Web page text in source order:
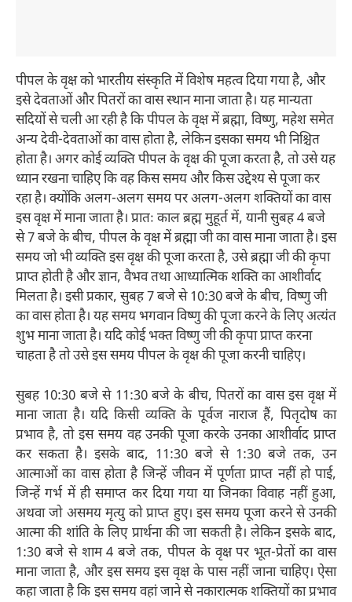
पीपल के वृक्ष को भारतीय संस्कृति में विशेष महत्व दिया गया है, और
इसे देवताओं और पितरों का वास स्थान माना जाता है। यह मान्यता
सदियों से चली आ रही है कि पीपल के वृक्ष में ब्रह्मा, विष्णु, महेश समेत
अन्य देवी-देवताओं का वास होता है, लेकिन इसका समय भी निश्चित
होता है। अगर कोई व्यक्ति पीपल के वृक्ष की पूजा करता है, तो उसे यह
ध्यान रखना चाहिए कि वह किस समय और किस उद्देश्य से पूजा कर
रहा है। क्योंकि अलग-अलग समय पर अलग-अलग शक्तियों का वास
इस वृक्ष में माना जाता है। प्रातः काल ब्रह्म मुहूर्त में, यानी सुबह 4 बजे
से 7 बजे के बीच, पीपल के वृक्ष में ब्रह्मा जी का वास माना जाता है। इस
समय जो भी व्यक्ति इस वृक्ष की पूजा करता है, उसे ब्रह्मा जी की कृपा
प्राप्त होती है और ज्ञान, वैभव तथा आध्यात्मिक शक्ति का आशीर्वाद
मिलता है। इसी प्रकार, सुबह 7 बजे से 10:30 बजे के बीच, विष्णु जी
का वास होता है। यह समय भगवान विष्णु की पूजा करने के लिए अत्यंत
शुभ माना जाता है। यदि कोई भक्त विष्णु जी की कृपा प्राप्त करना
चाहता है तो उसे इस समय पीपल के वृक्ष की पूजा करनी चाहिए।
सुबह 10:30 बजे से 11:30 बजे के बीच, पितरों का वास इस वृक्ष में
माना जाता है। यदि किसी व्यक्ति के पूर्वज नाराज हैं, पितृदोष का
प्रभाव है, तो इस समय वह उनकी पूजा करके उनका आशीर्वाद प्राप्त
कर सकता है। इसके बाद, 11:30 बजे से 1:30 बजे तक, उन
आत्माओं का वास होता है जिन्हें जीवन में पूर्णता प्राप्त नहीं हो पाई,
जिन्हें गर्भ में ही समाप्त कर दिया गया या जिनका विवाह नहीं हुआ,
अथवा जो असमय मृत्यु को प्राप्त हुए। इस समय पूजा करने से उनकी
आत्मा की शांति के लिए प्रार्थना की जा सकती है। लेकिन इसके बाद,
1:30 बजे से शाम 4 बजे तक, पीपल के वृक्ष पर भूत-प्रेतों का वास
माना जाता है, और इस समय इस वृक्ष के पास नहीं जाना चाहिए। ऐसा
कहा जाता है कि इस समय वहां जाने से नकारात्मक शक्तियों का प्रभाव